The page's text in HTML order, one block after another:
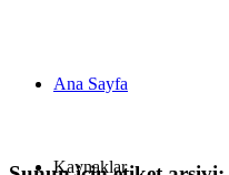
Ana Sayfa
Kaynaklar